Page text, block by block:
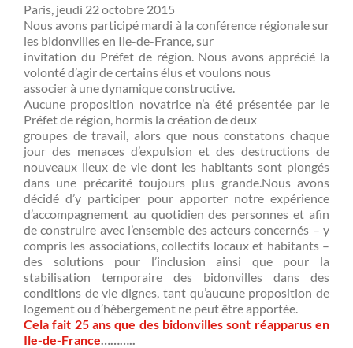
Paris, jeudi 22 octobre 2015
Nous avons participé mardi à la conférence régionale sur
les bidonvilles en Ile-de-France, sur
invitation du Préfet de région. Nous avons apprécié la
volonté d’agir de certains élus et voulons nous
associer à une dynamique constructive.
Aucune proposition novatrice n’a été présentée par le
Préfet de région, hormis la création de deux
groupes de travail, alors que nous constatons chaque
jour des menaces d’expulsion et des destructions de
nouveaux lieux de vie dont les habitants sont plongés
dans une précarité toujours plus grande.Nous avons
décidé d’y participer pour apporter notre expérience
d’accompagnement au quotidien des personnes et afin
de construire avec l’ensemble des acteurs concernés – y
compris les associations, collectifs locaux et habitants –
des solutions pour l’inclusion ainsi que pour la
stabilisation temporaire des bidonvilles dans des
conditions de vie dignes, tant qu’aucune proposition de
logement ou d’hébergement ne peut être apportée.
Cela fait 25 ans que des bidonvilles sont réapparus en
Ile-de-France